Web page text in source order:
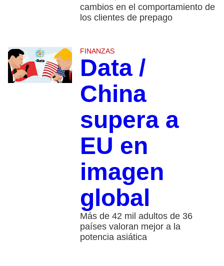
cambios en el comportamiento de
los clientes de prepago
FINANZAS
Data /
China
supera a
EU en
imagen
global
Más de 42 mil adultos de 36
países valoran mejor a la
potencia asiática